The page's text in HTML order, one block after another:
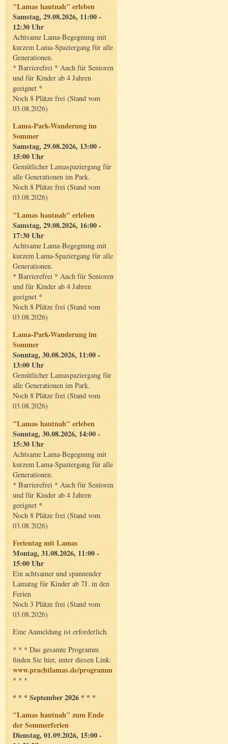
"Lamas hautnah" erleben
Samstag, 29.08.2026, 11:00 -
12:30 Uhr
Achtsame Lama-Begegnung mit
kurzem Lama-Spaziergang für alle
Generationen.
* Barrierefrei * Auch für Senioren
und für Kinder ab 4 Jahren
geeignet *
Noch 8 Plätze frei (Stand vom
03.08.2026)
Lama-Park-Wanderung im
Sommer
Samstag, 29.08.2026, 13:00 -
15:00 Uhr
Gemütlicher Lamaspaziergang für
alle Generationen im Park.
Noch 8 Plätze frei (Stand vom
03.08.2026)
"Lamas hautnah" erleben
Samstag, 29.08.2026, 16:00 -
17:30 Uhr
Achtsame Lama-Begegnung mit
kurzem Lama-Spaziergang für alle
Generationen.
* Barrierefrei * Auch für Senioren
und für Kinder ab 4 Jahren
geeignet *
Noch 8 Plätze frei (Stand vom
03.08.2026)
Lama-Park-Wanderung im
Sommer
Sonntag, 30.08.2026, 11:00 -
13:00 Uhr
Gemütlicher Lamaspaziergang für
alle Generationen im Park.
Noch 8 Plätze frei (Stand vom
03.08.2026)
"Lamas hautnah" erleben
Sonntag, 30.08.2026, 14:00 -
15:30 Uhr
Achtsame Lama-Begegnung mit
kurzem Lama-Spaziergang für alle
Generationen.
* Barrierefrei * Auch für Senioren
und für Kinder ab 4 Jahren
geeignet *
Noch 8 Plätze frei (Stand vom
03.08.2026)
Ferientag mit Lamas
Montag, 31.08.2026, 11:00 -
15:00 Uhr
Ein achtsamer und spannender
Lamatag für Kinder ab 7J. in den
Ferien
Noch 3 Plätze frei (Stand vom
03.08.2026)
Eine Anmeldung ist erforderlich.
* * * Das gesamte Programm
finden Sie hier, unter diesen Link:
www.prachtlamas.de/programm
* * *
* * * September 2026 * * *
"Lamas hautnah" zum Ende
der Sommerferien
Dienstag, 01.09.2026, 15:00 -